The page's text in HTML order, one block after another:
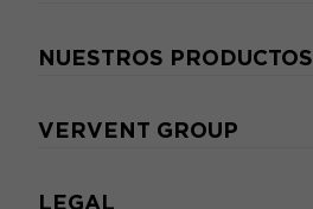
NUESTROS PRODUCTOS
VERVENT GROUP
LEGAL